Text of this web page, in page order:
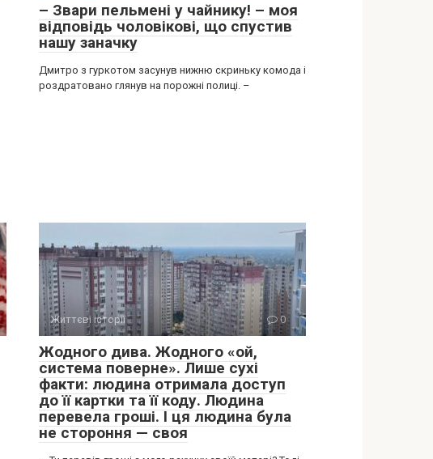
– Звари пельмені у чайнику! – моя
відповідь чоловікові, що спустив
нашу заначку
Дмитро з гуркотом засунув нижню скриньку комода і
роздратовано глянув на порожні полиці. –
Життєві історії 0
Жодного дива. Жодного «ой,
система поверне». Лише сухі
факти: людина отримала доступ
до її картки та її коду. Людина
перевела гроші. І ця людина була
не стороння — своя